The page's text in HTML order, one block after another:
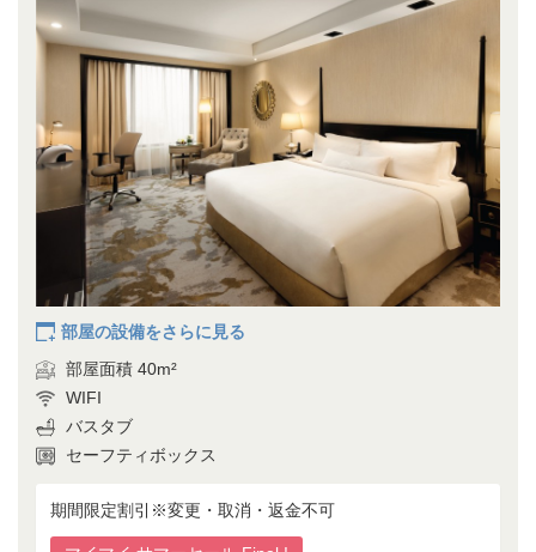
部屋の設備をさらに見る
部屋面積 40m²
WIFI
バスタブ
セーフティボックス
期間限定割引※変更・取消・返金不可